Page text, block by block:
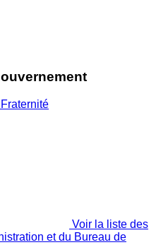
Voir la liste des
et du Bureau de